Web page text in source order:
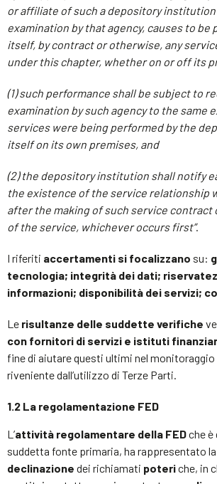
or affiliate of such a depository
examination by that agency, causes to be
itself, by contract or otherwise, any
under this chapter, whether on or off its
(1) such performance shall be subject to
examination by such agency to the same
services were being performed by the
itself on its own premises, and
(2) the depository institution shall notify
the existence of the service relationship
after the making of such service contract
of the service, whichever occurs first”.
I riferiti accertamenti si focalizzano su:
tecnologia; integrità dei dati;
informazioni; disponibilità dei servizi;
Le risultanze delle suddette verifiche
con fornitori di servizi e istituti
fine di aiutare questi ultimi nel
riveniente dall’utilizzo di Terze Parti.
1.2 La regolamentazione FED
L’attività regolamentare della FEDche è
suddetta fonte primaria, ha rappresentato
declinazione dei richiamati poteriche, in